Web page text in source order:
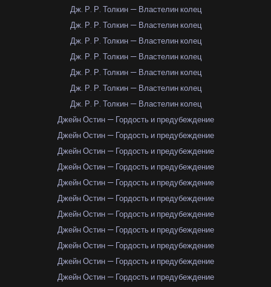
Дж. Р. Р. Толкин — Властелин колец
Дж. Р. Р. Толкин — Властелин колец
Дж. Р. Р. Толкин — Властелин колец
Дж. Р. Р. Толкин — Властелин колец
Дж. Р. Р. Толкин — Властелин колец
Дж. Р. Р. Толкин — Властелин колец
Дж. Р. Р. Толкин — Властелин колец
Джейн Остин — Гордость и предубеждение
Джейн Остин — Гордость и предубеждение
Джейн Остин — Гордость и предубеждение
Джейн Остин — Гордость и предубеждение
Джейн Остин — Гордость и предубеждение
Джейн Остин — Гордость и предубеждение
Джейн Остин — Гордость и предубеждение
Джейн Остин — Гордость и предубеждение
Джейн Остин — Гордость и предубеждение
Джейн Остин — Гордость и предубеждение
Джейн Остин — Гордость и предубеждение